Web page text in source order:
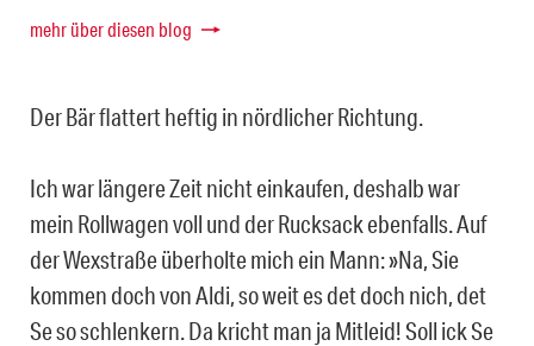
mehr über diesen blog
Der Bär flattert heftig in nördlicher Richtung.
Ich war längere Zeit nicht einkaufen, deshalb war
mein Rollwagen voll und der Rucksack ebenfalls. Auf
der Wexstraße überholte mich ein Mann: »Na, Sie
kommen doch von Aldi, so weit es det doch nich, det
Se so schlenkern. Da kricht man ja Mitleid! Soll ick Se